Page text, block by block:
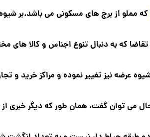
که مملو از برج های مسکونی می باشد،بر
تقاضا که به دنبال تنوع اجناس و کالا های
عرضه نیز تغییر نموده و مراکز خرید و
می توان گفت، همان طور که دیگر خبری